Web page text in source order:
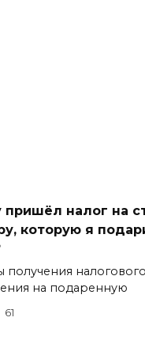
пришёл налог на
которую я
получения налогового
на подаренную
61